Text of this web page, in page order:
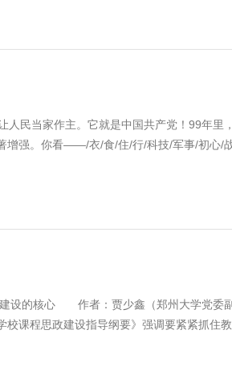
民当家作主。它就是中国共产党！99年
增强。你看——/衣/食/住/行/科技/军事/初心/
政建设的核心 作者：贾少鑫（郑州大学
课程思政建设指导纲要》强调要紧紧抓住教